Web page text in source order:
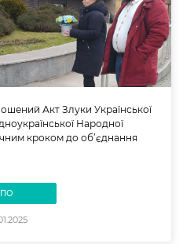
Акт Злуки Української
Народної
кроком до об’єднання